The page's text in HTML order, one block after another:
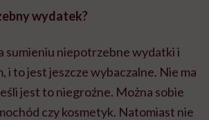
wydatek?
sumieniu niepotrzebne wydatki i
i to jest jeszcze wybaczalne. Nie ma
jest to niegroźne. Można sobie
czy kosmetyk. Natomiast nie